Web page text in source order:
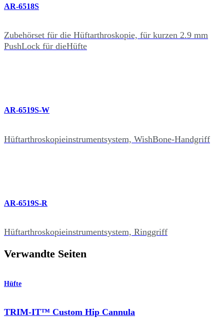
AR-6518S
Zubehörset für die Hüftarthroskopie, für kurzen 2.9 mm
PushLock für dieHüfte
AR-6519S-W
Hüftarthroskopieinstrumentsystem, WishBone-Handgriff
AR-6519S-R
Hüftarthroskopieinstrumentsystem, Ringgriff
Verwandte Seiten
Hüfte
TRIM-IT™ Custom Hip Cannula